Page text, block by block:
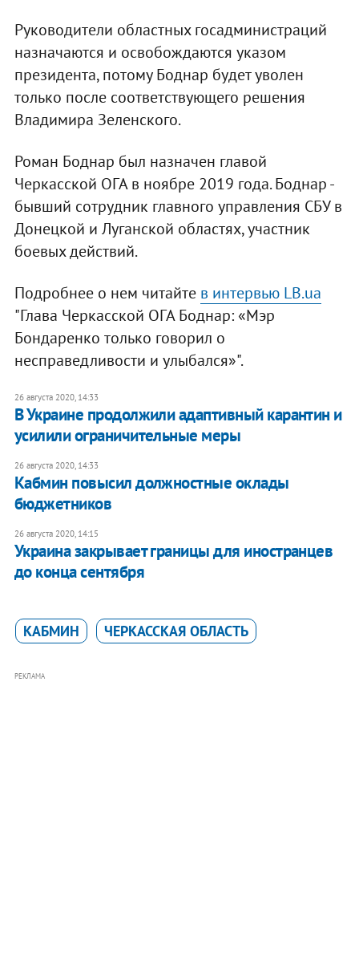
Руководители областных госадминистраций
назначаются и освобождаются указом
президента, потому Боднар будет уволен
только после соответствующего решения
Владимира Зеленского.
Роман Боднар был назначен главой
Черкасской ОГА в ноябре 2019 года. Боднар -
бывший сотрудник главного управления СБУ в
Донецкой и Луганской областях, участник
боевых действий.
Подробнее о нем читайте в интервью LB.ua
"Глава Черкасской ОГА Боднар: «Мэр
Бондаренко только говорил о
несправедливости и улыбался»".
26 августа 2020, 14:33
В Украине продолжили адаптивный карантин и
усилили ограничительные меры
26 августа 2020, 14:33
Кабмин повысил должностные оклады
бюджетников
26 августа 2020, 14:15
Украина закрывает границы для иностранцев
до конца сентября
КАБМИН ЧЕРКАССКАЯ ОБЛАСТЬ
РЕКЛАМА